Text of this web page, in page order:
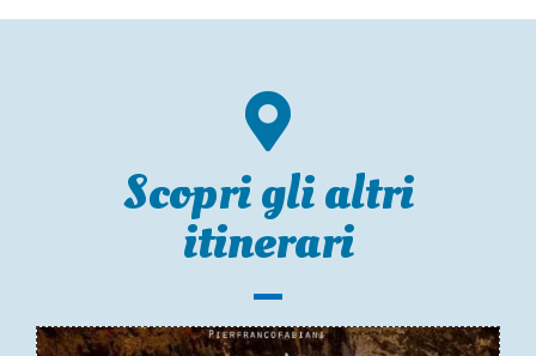
Scopri gli altri
itinerari